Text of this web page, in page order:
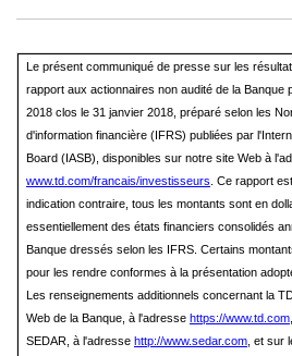
Le présent communiqué de presse sur les
rapport aux actionnaires non audité de la Banque
2018 clos le 31 janvier 2018, préparé selon les
d'information financière (IFRS) publiées par
Board (IASB), disponibles sur notre site Web à
www.td.com/francais/investisseurs . Ce rapport
indication contraire, tous les montants sont en
essentiellement des états financiers consolidés
Banque dressés selon les IFRS. Certains
pour les rendre conformes à la présentation
Les renseignements additionnels concernant la
Web de la Banque, à l'adresse https://www.td.com
SEDAR, à l'adresse http://www.sedar.com , et sur